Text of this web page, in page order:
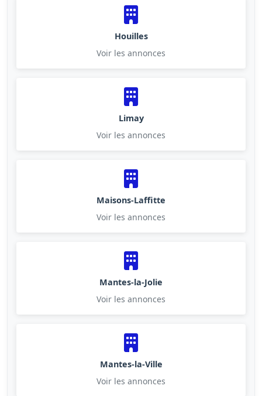
Houilles
Voir les annonces
Limay
Voir les annonces
Maisons-Laffitte
Voir les annonces
Mantes-la-Jolie
Voir les annonces
Mantes-la-Ville
Voir les annonces